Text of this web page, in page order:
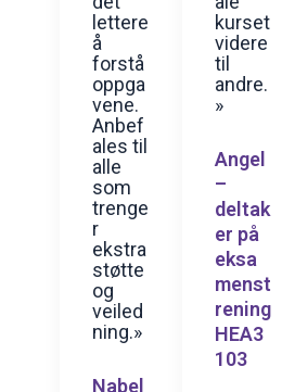
lettere
å
forstå
oppga
vene.
Anbef
ales til
alle
som
trenge
r
ekstra
støtte
og
veiled
ning.»
Nabel
kurset
videre
til
andre.
»
Angel
–
deltak
er på
eksa
menst
rening
HEA3
103